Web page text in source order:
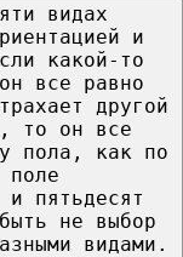
видах
и
какой-то
все равно
другой
то он все
пола, как по
и пятьдесят
не выбор
видами.